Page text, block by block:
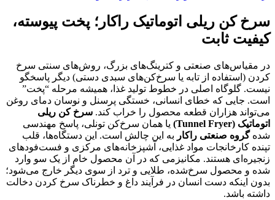
سرخ کن ریلی اتوماتیک راکار؛ پخت پیوسته،
کیفیت ثابت
در مقیاس‌های صنعتی و کترینگ‌های بزرگ، روش‌های سنتی سرخ
کردن (استفاده از تابه یا سرخ‌کن‌های سبدی دستی) دیگر پاسخگو
نیست. گلوگاه اصلی در خطوط تولید غذا، همیشه مرحله “پخت”
است. جایی که خطای انسانی، خستگی پرسنل و نوسان دمای روغن
می‌تواند هزاران قطعه محصول را خراب کند. سرخ کن ریلی
اتوماتیک (Tunnel Fryer
) یا همان سرخ‌کن تونلی، پاسخ مهندسی
شدهگروه صنعتی راکار به این چالش است. این دستگاه‌ها، قلب
تپنده کارخانجات مواد غذایی، آشپزخانه‌های مرکزی و فست‌فودهای
زنجیره‌ای هستند. مکانیزمی که در آن محصول خام از یک سو وارد
شده و محصول سرخ‌شده، طلایی و ترد از سوی دیگر خارج می‌شود؛
بدون اینکه دست انسان در فرآیند داغ و خطرناک سرخ کردن دخالت
داشته باشد.